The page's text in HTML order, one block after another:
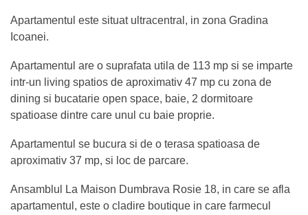
Apartamentul este situat ultracentral, in zona Gradina
Icoanei.
Apartamentul are o suprafata utila de 113 mp si se imparte
intr-un living spatios de aproximativ 47 mp cu zona de
dining si bucatarie open space, baie, 2 dormitoare
spatioase dintre care unul cu baie proprie.
Apartamentul se bucura si de o terasa spatioasa de
aproximativ 37 mp, si loc de parcare.
Ansamblul La Maison Dumbrava Rosie 18, in care se afla
apartamentul, este o cladire boutique in care farmecul